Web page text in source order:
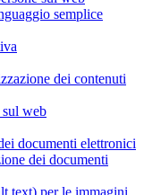
semplice
dei contenuti
web
documenti elettronici
dei documenti
text) per le immagini